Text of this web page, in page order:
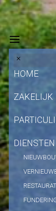
HOME
ZAKELIJK
DIENSTEN